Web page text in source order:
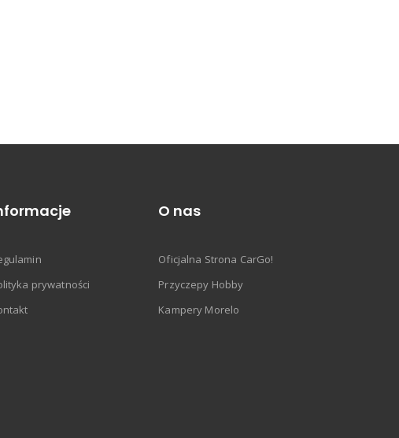
prywatności
O nas
Oficjalna Strona CarGo!
Przyczepy Hobby
Kampery Morelo